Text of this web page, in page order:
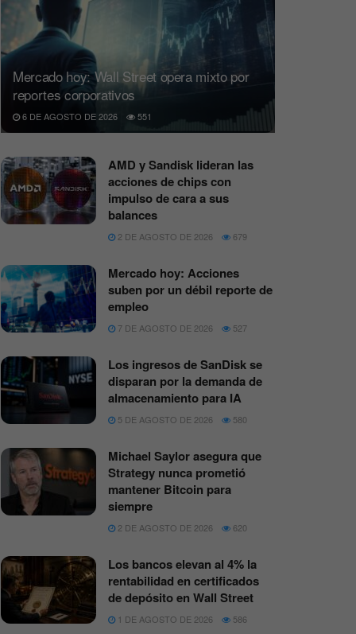
Mercado hoy: Wall Street opera mixto por
reportes corporativos
6 DE AGOSTO DE 2026 551
AMD y Sandisk lideran las
acciones de chips con
impulso de cara a sus
balances
2 DE AGOSTO DE 2026 679
Mercado hoy: Acciones
suben por un débil reporte de
empleo
7 DE AGOSTO DE 2026 527
Los ingresos de SanDisk se
disparan por la demanda de
almacenamiento para IA
5 DE AGOSTO DE 2026 580
Michael Saylor asegura que
Strategy nunca prometió
mantener Bitcoin para
siempre
2 DE AGOSTO DE 2026 620
Los bancos elevan al 4% la
rentabilidad en certificados
de depósito en Wall Street
1 DE AGOSTO DE 2026 586